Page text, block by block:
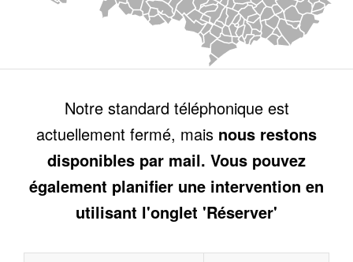
Notre standard téléphonique est
actuellement fermé, mais nous restons
disponibles par mail. Vous pouvez
également planifier une intervention en
utilisant l'onglet 'Réserver'